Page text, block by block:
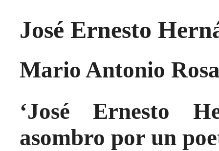
José Ernesto
Mario Antonio
‘José Ernesto
asombro por un